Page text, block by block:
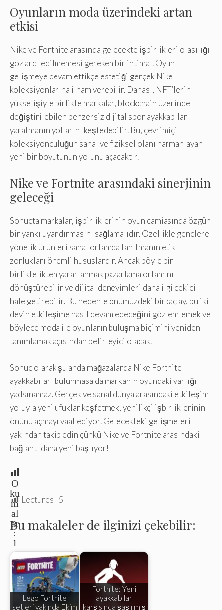
Oyunların moda üzerindeki artan
etkisi
Nike ve Fortnite arasında gelecekte işbirlikleri olasılığı
göz ardı edilmemesi gereken bir ihtimal. Oyun
gelişmeye devam ettikçe estetiği gerçek Nike
koleksiyonlarına ilham verebilir. Dahası, NFT’lerin
yükselişiyle birlikte markalar, blockchain üzerinde
değiştirilebilen benzersiz dijital spor ayakkabılar
yaratmanın yollarını keşfedebilir. Bu, çevrimiçi
koleksiyonculuğun sanal ve fiziksel olanı harmanlayan
yeni bir boyutunun yolunu açacaktır.
Nike ve Fortnite arasındaki sinerjinin
geleceği
Sonuçta markalar, işbirliklerinin oyun camiasında özgün
bir yankı uyandırmasını sağlamalıdır. Özellikle gençlere
yönelik ürünleri sanal ortamda tanıtmanın etik
zorlukları önemli hususlardır. Ancak böyle bir
birliktelikten yararlanmak pazarlama ortamını
dönüştürebilir ve dijital deneyimleri daha ilgi çekici
hale getirebilir. Bu nedenle önümüzdeki birkaç ay, bu iki
devin etkileşime nasıl devam edeceğini gözlemlemek ve
böylece moda ile oyunların buluşma biçimini yeniden
tanımlamak açısından belirleyici olacak.
Sonuç olarak şu anda mağazalarda Nike Fortnite
ayakkabıları bulunmasa da markanın oyundaki varlığı
yadsınamaz. Gerçek ve sanal dünya arasındaki etkileşim
yoluyla yeni ufuklar keşfetmek, yenilikçi işbirliklerinin
önünü açmayı vaat ediyor. Gelecekteki gelişmeleri
yakından takip edin çünkü Nike ve Fortnite arasındaki
bağlantı daha yeni başlıyor!
O
ku
m
al
ar
:
1
Lectures : 5
Bu makaleler de ilginizi çekebilir:
Lego Fortnite
setleri yakında Ekim
Fortnite: Yeni
ayakkabılar
karşısında şaşırmış